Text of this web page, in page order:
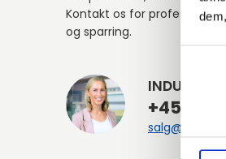
Kontakt os for professionel
og sparring.
INDURA DK
+45 97